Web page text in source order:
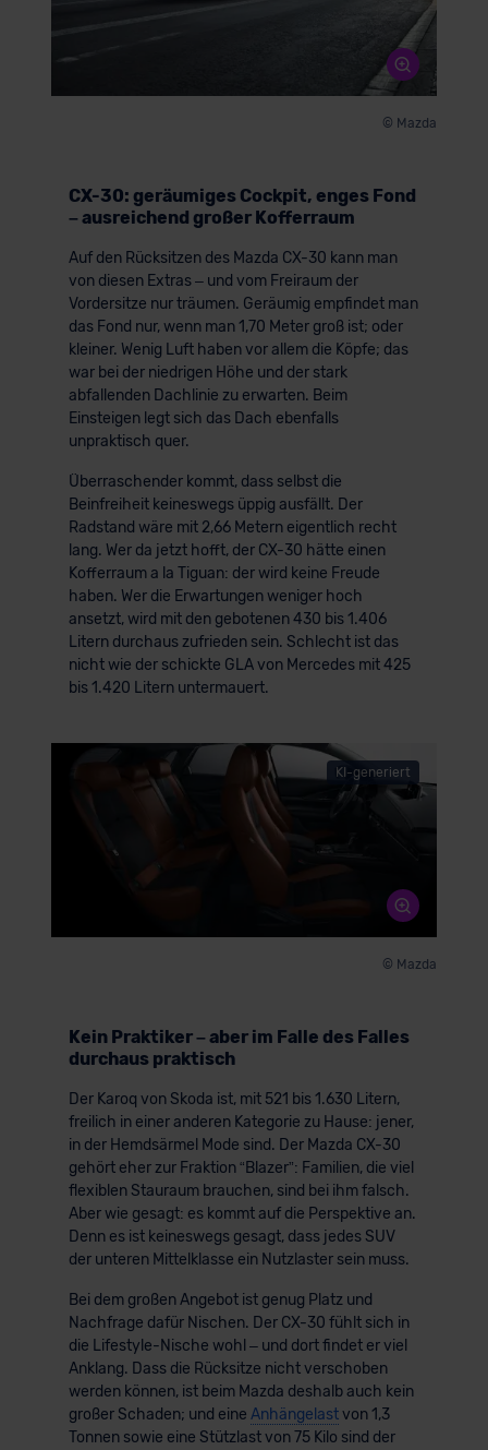
© Mazda
CX-30: geräumiges Cockpit, enges Fond
– ausreichend großer Kofferraum
Auf den Rücksitzen des Mazda CX-30 kann man
von diesen Extras – und vom Freiraum der
Vordersitze nur träumen. Geräumig empfindet man
das Fond nur, wenn man 1,70 Meter groß ist; oder
kleiner. Wenig Luft haben vor allem die Köpfe; das
war bei der niedrigen Höhe und der stark
abfallenden Dachlinie zu erwarten. Beim
Einsteigen legt sich das Dach ebenfalls
unpraktisch quer.
Überraschender kommt, dass selbst die
Beinfreiheit keineswegs üppig ausfällt. Der
Radstand wäre mit 2,66 Metern eigentlich recht
lang. Wer da jetzt hofft, der CX-30 hätte einen
Kofferraum a la Tiguan: der wird keine Freude
haben. Wer die Erwartungen weniger hoch
ansetzt, wird mit den gebotenen 430 bis 1.406
Litern durchaus zufrieden sein. Schlecht ist das
nicht wie der schickte GLA von Mercedes mit 425
bis 1.420 Litern untermauert.
KI-generiert
© Mazda
Kein Praktiker – aber im Falle des Falles
durchaus praktisch
Der Karoq von Skoda ist, mit 521 bis 1.630 Litern,
freilich in einer anderen Kategorie zu Hause: jener,
in der Hemdsärmel Mode sind. Der Mazda CX-30
gehört eher zur Fraktion “Blazer”: Familien, die viel
flexiblen Stauraum brauchen, sind bei ihm falsch.
Aber wie gesagt: es kommt auf die Perspektive an.
Denn es ist keineswegs gesagt, dass jedes SUV
der unteren Mittelklasse ein Nutzlaster sein muss.
Bei dem großen Angebot ist genug Platz und
Nachfrage dafür Nischen. Der CX-30 fühlt sich in
die Lifestyle-Nische wohl – und dort findet er viel
Anklang. Dass die Rücksitze nicht verschoben
werden können, ist beim Mazda deshalb auch kein
großer Schaden; und eine Anhängelastvon 1,3
Tonnen sowie eine Stützlast von 75 Kilo sind der